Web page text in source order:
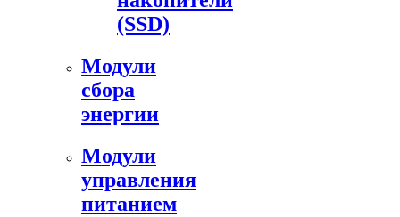
(SSD)
Модули
сбора
энергии
Модули
управления
питанием